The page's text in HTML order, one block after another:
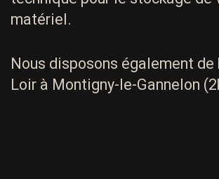
matériel.
Nous disposons également de
Loir à Montigny-le-Gannelon